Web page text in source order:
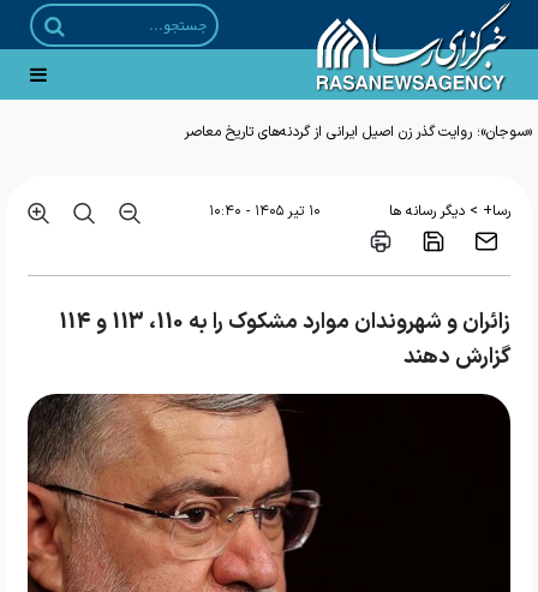
«سوجان»؛ روایت گذر زن اصیل ایرانی از گردنه‌های تاریخ معاصر
رسا+ > دیگر رسانه ها ۱۰ تير ۱۴۰۵ - ۱۰:۴۰
زائران و شهروندان موارد مشکوک را به 110، 113 و 114
گزارش دهند